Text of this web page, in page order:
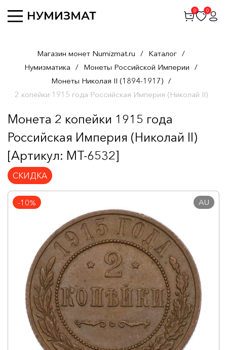
0 0
Магазин монет Numizmat.ru / Каталог /
Нумизматика / Монеты Российской Империи /
Монеты Николая II (1894-1917) /
2 копейки 1915 года Российская Империя (Николай II)
Монета 2 копейки 1915 года
Российская Империя (Николай II)
[Артикул: MT-6532]
СКИДКА
-10% AU